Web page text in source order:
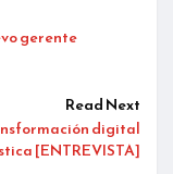
gerente
Read Next
digital
[ENTREVISTA]